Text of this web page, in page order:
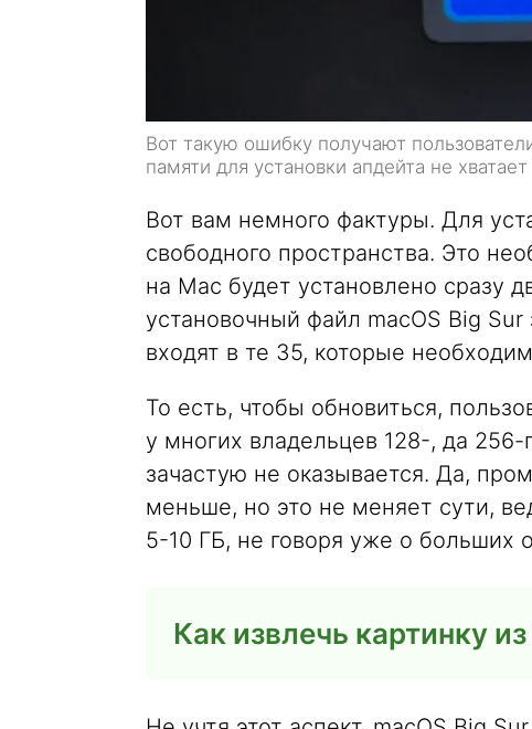
Вот такую ошибку получают
памяти для установки апдейта не хватает
Вот вам немного фактуры. Для
свободного пространства. Это
на Mac будет установлено сразу
установочный файл macOS Big
входят в те 35, которые
То есть, чтобы обновиться,
у многих владельцев 128-, да
зачастую не оказывается. Да,
меньше, но это не меняет сути,
5-10 ГБ, не говоря уже о больших
Как извлечь картинку из